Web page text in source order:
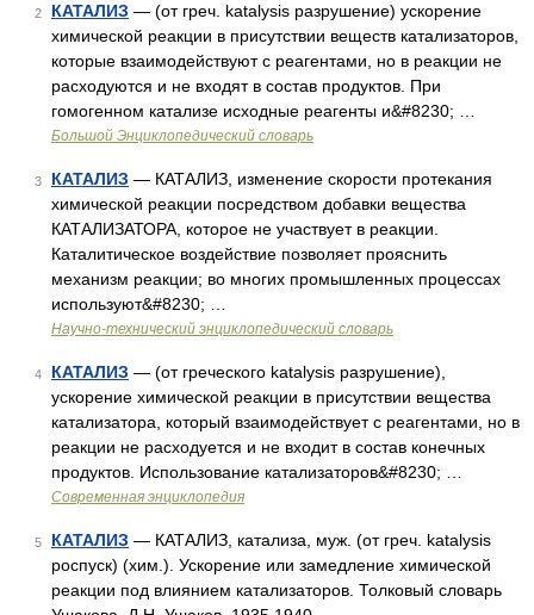
2 КАТАЛИЗ — (от греч. katalysis разрушение) ускорение
химической реакции в присутствии веществ катализаторов,
которые взаимодействуют с реагентами, но в реакции не
расходуются и не входят в состав продуктов. При
гомогенном катализе исходные реагенты и&#8230; …
Большой Энциклопедический словарь
3 КАТАЛИЗ — КАТАЛИЗ, изменение скорости протекания
химической реакции посредством добавки вещества
КАТАЛИЗАТОРА, которое не участвует в реакции.
Каталитическое воздействие позволяет прояснить
механизм реакции; во многих промышленных процессах
используют&#8230; …
Научно-технический энциклопедический словарь
4 КАТАЛИЗ — (от греческого katalysis разрушение),
ускорение химической реакции в присутствии вещества
катализатора, который взаимодействует с реагентами, но в
реакции не расходуется и не входит в состав конечных
продуктов. Использование катализаторов&#8230; …
Современная энциклопедия
5 КАТАЛИЗ — КАТАЛИЗ, катализа, муж. (от греч. katalysis
роспуск) (хим.). Ускорение или замедление химической
реакции под влиянием катализаторов. Толковый словарь